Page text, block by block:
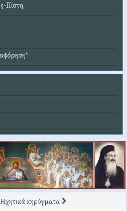
Πίστη
κηρύγματα